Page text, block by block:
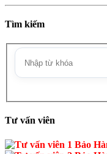
Tìm kiếm
Tư vấn viên